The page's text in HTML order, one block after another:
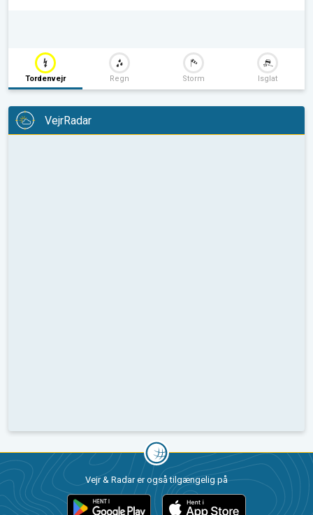
Tordenvejr Regn Storm Isglat
VejrRadar
Vejr & Radar er også tilgængelig på